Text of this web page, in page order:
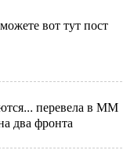
вот тут пост
перевела в ММ
два фронта